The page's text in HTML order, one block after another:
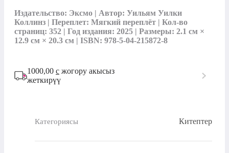
Издательство: Эксмо | Автор: Уильям Уилки
Коллинз | Переплет: Мягкий переплёт | Кол-во
страниц: 352 | Год издания: 2025 | Размеры: 2.1 см ×
12.9 см × 20.3 см | ISBN: 978-5-04-215872-8
1000,00 с жогору акысыз
жеткирүү
Категориясы Китептер